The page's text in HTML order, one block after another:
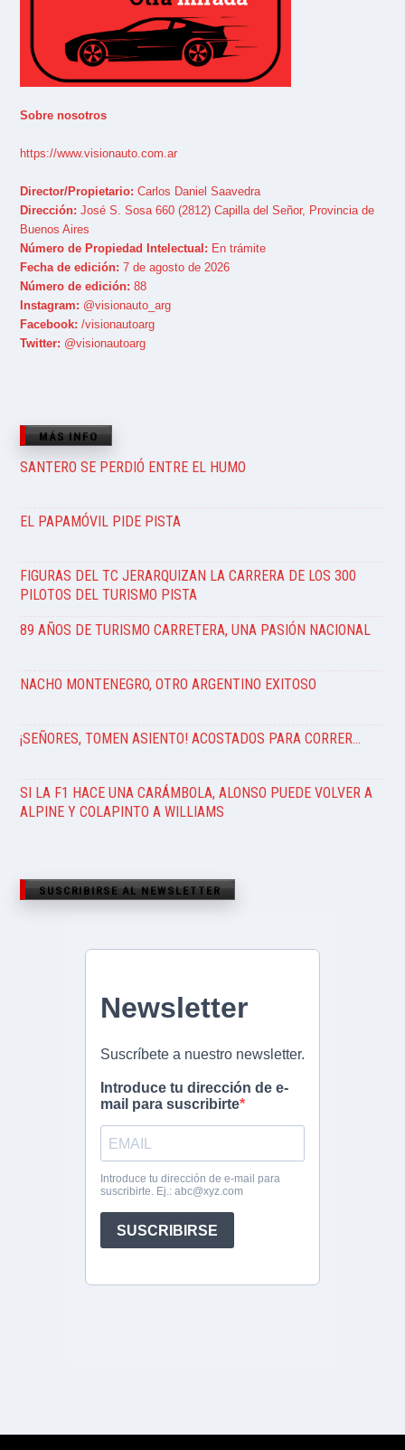
Sobre nosotros
https://www.visionauto.com.ar
Director/Propietario: Carlos Daniel Saavedra
Dirección: José S. Sosa 660 (2812) Capilla del Señor, Provincia de
Buenos Aires
Número de Propiedad Intelectual: En trámite
Fecha de edición: 7 de agosto de 2026
Número de edición: 88
Instagram: @visionauto_arg
Facebook: /visionautoarg
Twitter: @visionautoarg
MÁS INFO
SANTERO SE PERDIÓ ENTRE EL HUMO
EL PAPAMÓVIL PIDE PISTA
FIGURAS DEL TC JERARQUIZAN LA CARRERA DE LOS 300
PILOTOS DEL TURISMO PISTA
89 AÑOS DE TURISMO CARRETERA, UNA PASIÓN NACIONAL
NACHO MONTENEGRO, OTRO ARGENTINO EXITOSO
¡SEÑORES, TOMEN ASIENTO! ACOSTADOS PARA CORRER…
SI LA F1 HACE UNA CARÁMBOLA, ALONSO PUEDE VOLVER A
ALPINE Y COLAPINTO A WILLIAMS
SUSCRIBIRSE AL NEWSLETTER